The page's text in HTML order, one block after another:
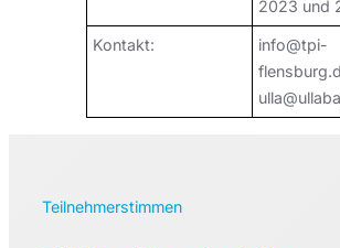
2023 und
Kontakt:
info@tpi-
Teilnehmerstimmen